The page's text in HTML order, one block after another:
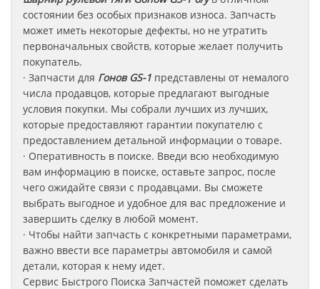
состоянии без особых признаков износа. Запчасть
может иметь некоторые дефекты, но не утратить
первоначальных свойств, которые желает получить
покупатель.
· Запчасти для Гонов GS-1 представлены от немалого
числа продавцов, которые предлагают выгодные
условия покупки. Мы собрали лучших из лучших,
которые предоставляют гарантии покупателю с
предоставлением детальной информации о товаре.
· Оперативность в поиске. Введи всю необходимую
вам информацию в поиске, оставьте запрос, после
чего ожидайте связи с продавцами. Вы сможете
выбрать выгодное и удобное для вас предложение и
завершить сделку в любой момент.
· Чтобы найти запчасть с конкретными параметрами,
важно ввести все параметры автомобиля и самой
детали, которая к нему идет.
Сервис Быстрого Поиска Запчастей поможет сделать